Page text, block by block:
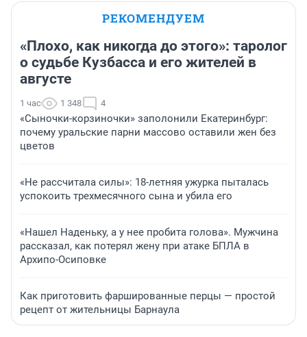
РЕКОМЕНДУЕМ
«Плохо, как никогда до этого»: таролог
о судьбе Кузбасса и его жителей в
августе
1 час 1 348 4
«Сыночки-корзиночки» заполонили Екатеринбург:
почему уральские парни массово оставили жен без
цветов
«Не рассчитала силы»: 18-летняя ужурка пыталась
успокоить трехмесячного сына и убила его
«Нашел Наденьку, а у нее пробита голова». Мужчина
рассказал, как потерял жену при атаке БПЛА в
Архипо-Осиповке
Как приготовить фаршированные перцы — простой
рецепт от жительницы Барнаула